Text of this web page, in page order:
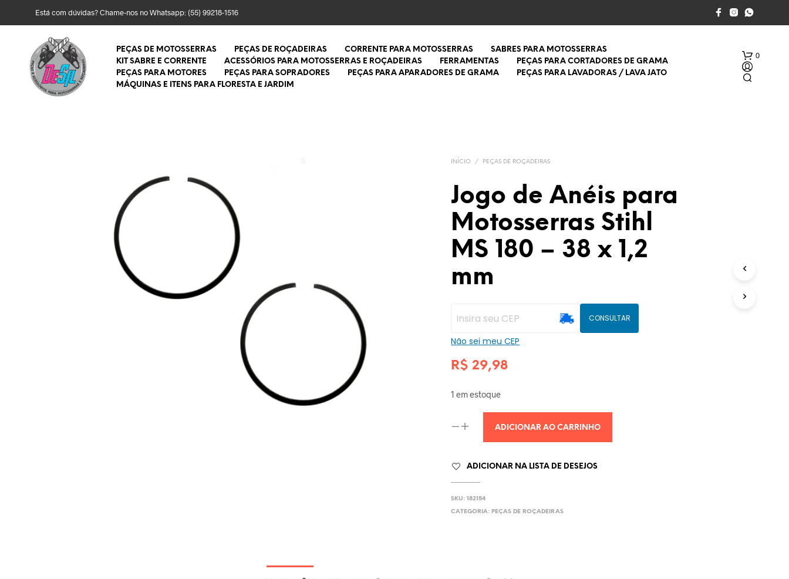
Está com dúvidas? Chame-nos no Whatsapp: (55) 99218-1516
PEÇAS DE MOTOSSERRAS PEÇAS DE ROÇADEIRAS CORRENTE PARA MOTOSSERRAS
SABRES PARA MOTOSSERRAS
KIT SABRE E CORRENTE
ACESSÓRIOS PARA MOTOSSERRAS E ROÇADEIRAS FERRAMENTAS
PEÇAS PARA CORTADORES DE GRAMA
PEÇAS PARA MOTORES
PEÇAS PARA SOPRADORES PEÇAS PARA APARADORES DE GRAMA
PEÇAS PARA LAVADORAS / LAVA JATO
MÁQUINAS E ITENS PARA FLORESTA E JARDIM
0
INÍCIO / PEÇAS DE ROÇADEIRAS
Jogo de Anéis para
Motosserras Stihl
MS 180 – 38 x 1,2
mm
CONSULTAR
Não sei meu CEP
R$ 29,98
1 em estoque
ADICIONAR AO CARRINHO
ADICIONAR NA LISTA DE DESEJOS
SKU:182154
CATEGORIA: PEÇAS DE ROÇADEIRAS